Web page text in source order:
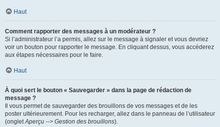
Haut
Comment rapporter des messages à un modérateur ?
Si l’administrateur l’a permis, allez sur le message à signaler et vous devriez
voir un bouton pour rapporter le message. En cliquant dessus, vous accéderez
aux étapes nécessaires pour le faire.
Haut
À quoi sert le bouton « Sauvegarder » dans la page de rédaction de
message ?
Il vous permet de sauvegarder des brouillons de vos messages et de les
poster ultérieurement. Pour les recharger, allez dans le panneau de l’utilisateur
(ongletAperçu --> Gestion des brouillons).